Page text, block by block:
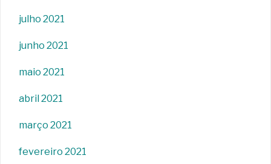
julho 2021
junho 2021
maio 2021
abril 2021
março 2021
fevereiro 2021